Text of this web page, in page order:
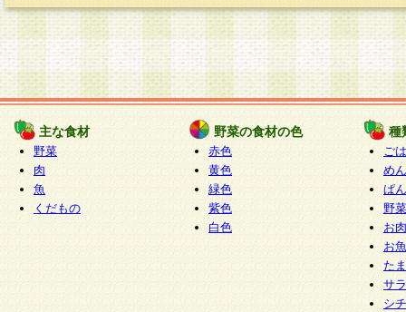
主な食材
野菜
肉
魚
くだもの
野菜の食材の色
赤色
黄色
緑色
紫色
白色
種
ご
めん
ぱん
野
お
お
た
サ
シ